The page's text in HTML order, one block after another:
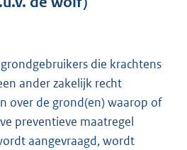
:
die krachtens
ander zakelijk recht
over de grond(en) waarop of
preventieve maatregel
aangevraagd, wordt